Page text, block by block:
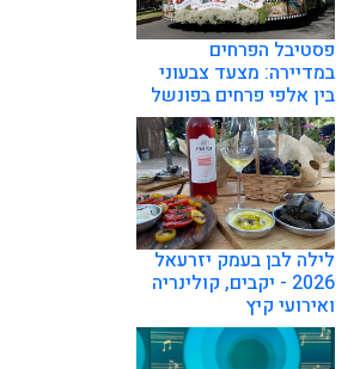
פסטיבל הפרחים
במדיירה: מצעד צבעוני
בין אלפי פרחים בפונשל
לילה לבן בעמק יזרעאל
2026 - יקבים, קולינריה
ואירועי קיץ